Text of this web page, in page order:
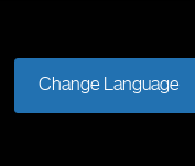
Change Language